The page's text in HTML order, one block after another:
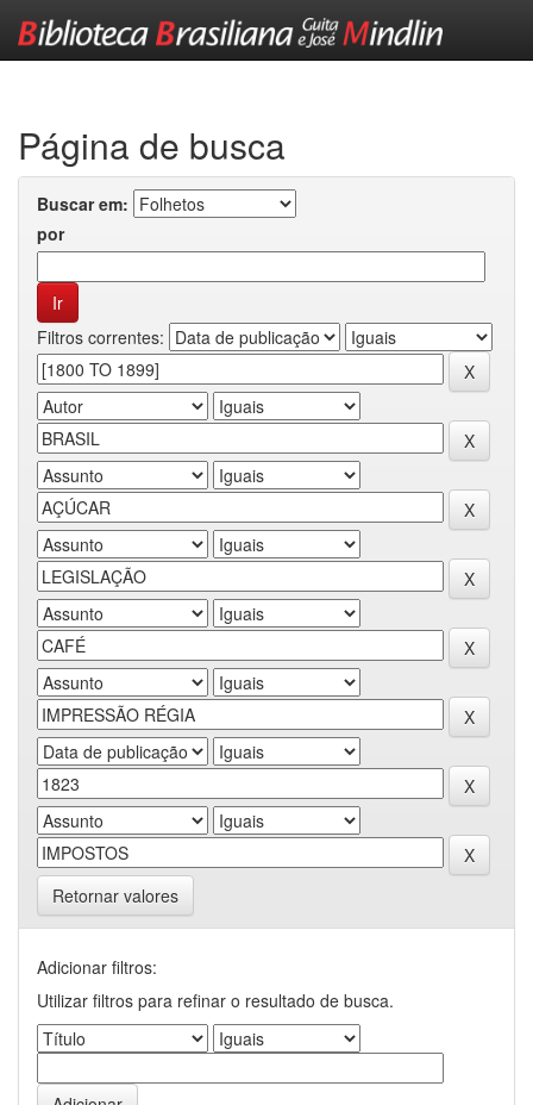
Página de busca
Buscar em:
por
Filtros correntes:
Retornar valores
Adicionar filtros:
Utilizar filtros para refinar o resultado de busca.